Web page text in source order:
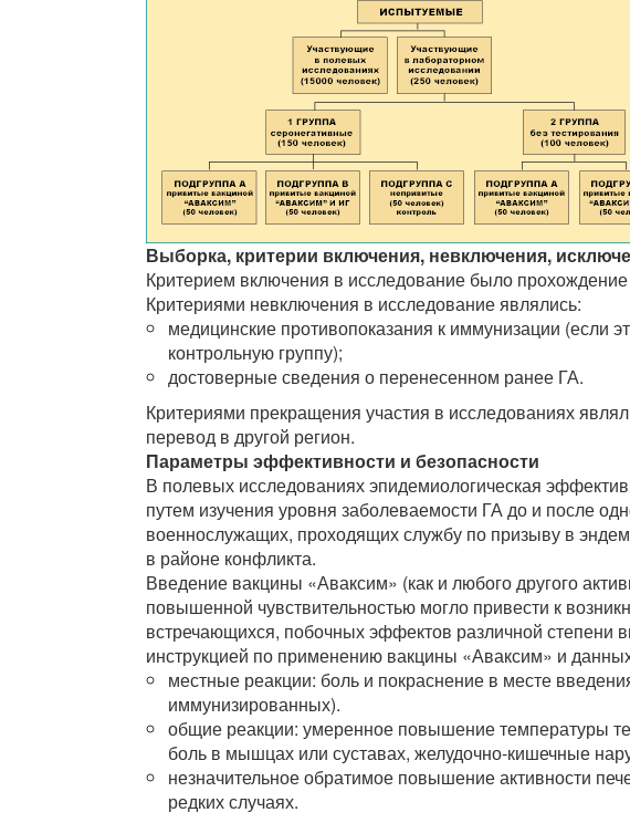
Выборка, критерии включения, невключения,
Критерием включения в исследование было
Критериями невключения в исследование являлись:
медицинские противопоказания к иммунизации (если
контрольную группу);
достоверные сведения о перенесенном ранее ГА.
Критериями прекращения участия в исследованиях
перевод в другой регион.
Параметры эффективности и безопасности
В полевых исследованиях эпидемиологическая
путем изучения уровня заболеваемости ГА до и после
военнослужащих, проходящих службу по призыву в
в районе конфликта.
Введение вакцины «Аваксим» (как и любого другого
повышенной чувствительностью могло привести к
встречающихся, побочных эффектов различной степени
инструкцией по применению вакцины «Аваксим» и
местные реакции: боль и покраснение в месте
иммунизированных).
общие реакции: умеренное повышение температуры
боль в мышцах или суставах, желудочно-кишечные
незначительное обратимое повышение активности
редких случаях.